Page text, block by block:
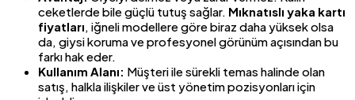
ceketlerde bile güçlü tutuş sağlar. Mıknatıslı yaka kartı
fiyatları, iğneli modellere göre biraz daha yüksek olsa
da, giysi koruma ve profesyonel görünüm açısından bu
farkı hak eder.
Kullanım Alanı: Müşteri ile sürekli temas halinde olan
satış, halkla ilişkiler ve üst yönetim pozisyonları için